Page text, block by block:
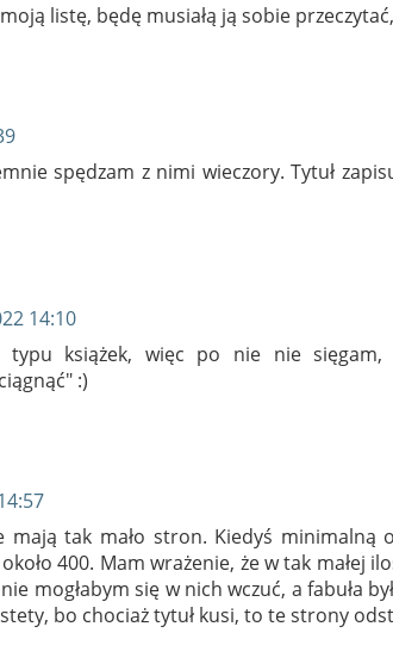
listę, będę musiałą ją sobie
spędzam z nimi wieczory. Tytuł
14:10
książek, więc po nie nie
:)
tak mało stron. Kiedyś minimalną
400. Mam wrażenie, że w tak małej
mogłabym się w nich wczuć, a fabuła
bo chociaż tytuł kusi, to te strony